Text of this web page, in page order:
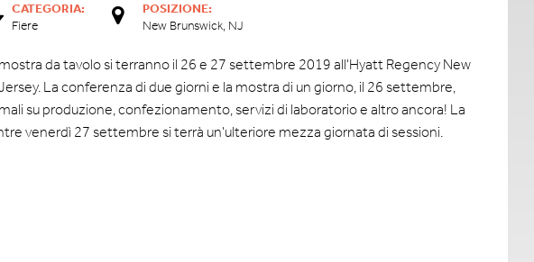
CATEGORIA:
Fiere
POSIZIONE:
New Brunswick, NJ
da tavolo si terranno il 26 e 27 settembre 2019 all'Hyatt Regency New
La conferenza di due giorni e la mostra di un giorno, il 26 settembre,
su produzione, confezionamento, servizi di laboratorio e altro ancora! La
venerdì 27 settembre si terrà un'ulteriore mezza giornata di sessioni.